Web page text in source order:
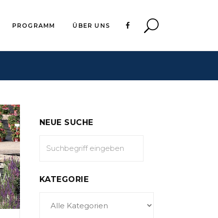
PROGRAMM ÜBER UNS
NEUE SUCHE
KATEGORIE